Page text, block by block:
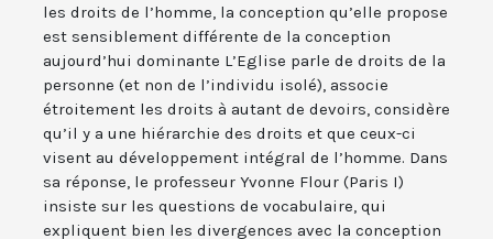
les droits de l’homme, la conception qu’elle propose
est sensiblement différente de la conception
aujourd’hui dominante L’Eglise parle de droits de la
personne (et non de l’individu isolé), associe
étroitement les droits à autant de devoirs, considère
qu’il y a une hiérarchie des droits et que ceux-ci
visent au développement intégral de l’homme. Dans
sa réponse, le professeur Yvonne Flour (Paris I)
insiste sur les questions de vocabulaire, qui
expliquent bien les divergences avec la conception